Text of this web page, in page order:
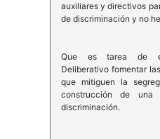
auxiliares y directivos
de discriminación y no
Que es tarea de
Deliberativo fomentar
que mitiguen la
construcción de
discriminación.